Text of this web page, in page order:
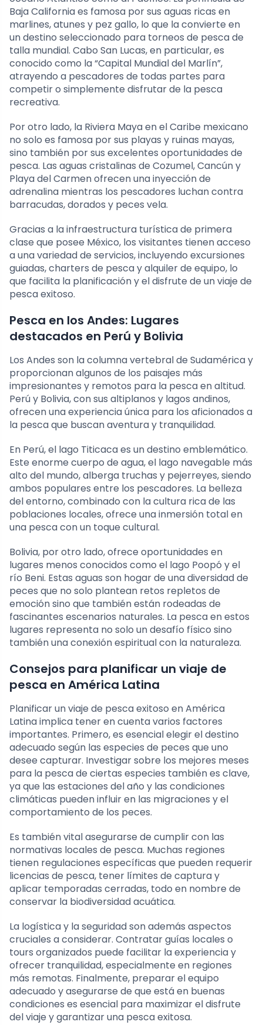
Baja California es famosa por sus aguas ricas en
marlines, atunes y pez gallo, lo que la convierte en
un destino seleccionado para torneos de pesca de
talla mundial. Cabo San Lucas, en particular, es
conocido como la “Capital Mundial del Marlín”,
atrayendo a pescadores de todas partes para
competir o simplemente disfrutar de la pesca
recreativa.
Por otro lado, la Riviera Maya en el Caribe mexicano
no solo es famosa por sus playas y ruinas mayas,
sino también por sus excelentes oportunidades de
pesca. Las aguas cristalinas de Cozumel, Cancún y
Playa del Carmen ofrecen una inyección de
adrenalina mientras los pescadores luchan contra
barracudas, dorados y peces vela.
Gracias a la infraestructura turística de primera
clase que posee México, los visitantes tienen acceso
a una variedad de servicios, incluyendo excursiones
guiadas, charters de pesca y alquiler de equipo, lo
que facilita la planificación y el disfrute de un viaje de
pesca exitoso.
Pesca en los Andes: Lugares
destacados en Perú y Bolivia
Los Andes son la columna vertebral de Sudamérica y
proporcionan algunos de los paisajes más
impresionantes y remotos para la pesca en altitud.
Perú y Bolivia, con sus altiplanos y lagos andinos,
ofrecen una experiencia única para los aficionados a
la pesca que buscan aventura y tranquilidad.
En Perú, el lago Titicaca es un destino emblemático.
Este enorme cuerpo de agua, el lago navegable más
alto del mundo, alberga truchas y pejerreyes, siendo
ambos populares entre los pescadores. La belleza
del entorno, combinado con la cultura rica de las
poblaciones locales, ofrece una inmersión total en
una pesca con un toque cultural.
Bolivia, por otro lado, ofrece oportunidades en
lugares menos conocidos como el lago Poopó y el
río Beni. Estas aguas son hogar de una diversidad de
peces que no solo plantean retos repletos de
emoción sino que también están rodeadas de
fascinantes escenarios naturales. La pesca en estos
lugares representa no solo un desafío físico sino
también una conexión espiritual con la naturaleza.
Consejos para planificar un viaje de
pesca en América Latina
Planificar un viaje de pesca exitoso en América
Latina implica tener en cuenta varios factores
importantes. Primero, es esencial elegir el destino
adecuado según las especies de peces que uno
desee capturar. Investigar sobre los mejores meses
para la pesca de ciertas especies también es clave,
ya que las estaciones del año y las condiciones
climáticas pueden influir en las migraciones y el
comportamiento de los peces.
Es también vital asegurarse de cumplir con las
normativas locales de pesca. Muchas regiones
tienen regulaciones específicas que pueden requerir
licencias de pesca, tener límites de captura y
aplicar temporadas cerradas, todo en nombre de
conservar la biodiversidad acuática.
La logística y la seguridad son además aspectos
cruciales a considerar. Contratar guías locales o
tours organizados puede facilitar la experiencia y
ofrecer tranquilidad, especialmente en regiones
más remotas. Finalmente, preparar el equipo
adecuado y asegurarse de que está en buenas
condiciones es esencial para maximizar el disfrute
del viaje y garantizar una pesca exitosa.